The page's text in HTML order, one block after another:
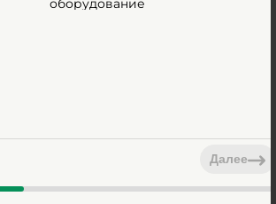
Далее